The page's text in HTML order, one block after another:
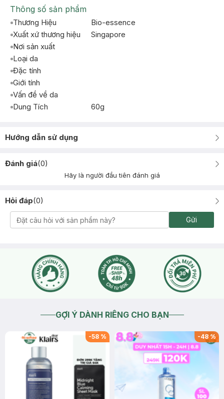
Thông số sản phẩm
Thương Hiệu
Bio-essence
Xuất xứ thương hiệu
Singapore
Nơi sản xuất
Loại da
Đặc tính
Giới tính
Vấn đề về da
Dung Tích
60g
Hướng dẫn sử dụng
Đánh giá(0)
Hãy là người đầu tiên đánh giá
Hỏi đáp(0)
Gửi
GỢI Ý DÀNH RIÊNG CHO BẠN
-58 % -48%